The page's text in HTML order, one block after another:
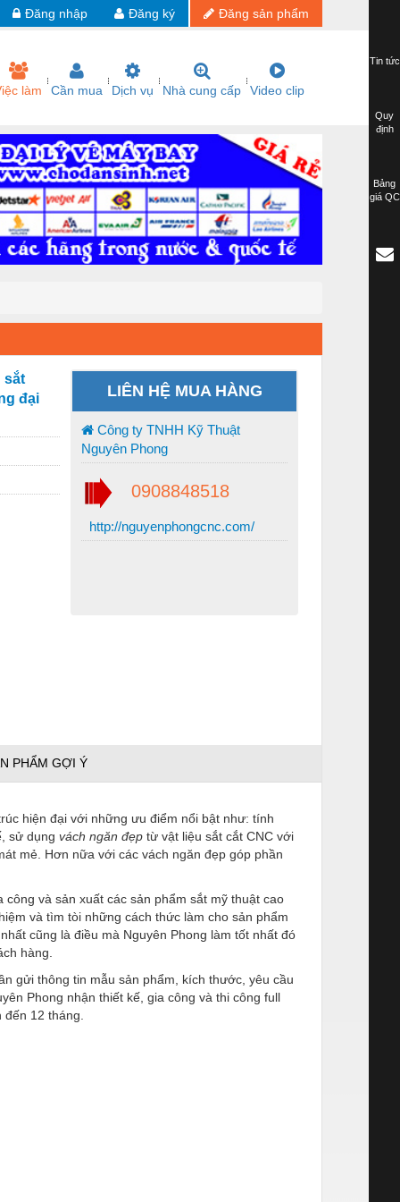
Đăng sản phẩm
Đăng ký
Đăng nhập
làm Cần mua Dịch vụ Nhà cung cấp Video clip
sắt
đại
LIÊN HỆ MUA HÀNG
Công ty TNHH Kỹ Thuật
Nguyên Phong
0908848518
http://nguyenphongcnc.com/
PHẨM GỢI Ý
hiện đại với những ưu điểm nổi bật như: tính
sử dụng vách ngăn đẹp từ vật liệu sắt cắt CNC với
mẻ. Hơn nữa với các vách ngăn đẹp góp phần
và sản xuất các sản phẩm sắt mỹ thuật cao
và tìm tòi những cách thức làm cho sản phẩm
cũng là điều mà Nguyên Phong làm tốt nhất đó
hàng.
gửi thông tin mẫu sản phẩm, kích thước, yêu cầu
Phong nhận thiết kế, gia công và thi công full
12 tháng.
Tin tức
Quy
định
Bảng
giá QC